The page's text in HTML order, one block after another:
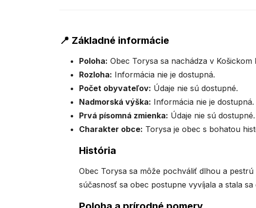
📍 Základné informácie
Poloha: Obec Torysa sa nachádza v Košickom
Rozloha: Informácia nie je dostupná.
Počet obyvateľov: Údaje nie sú dostupné.
Nadmorská výška: Informácia nie je dostupná.
Prvá písomná zmienka: Údaje nie sú dostupné.
Charakter obce: Torysa je obec s bohatou
História
Obec Torysa sa môže pochváliť dlhou a
súčasnosť sa obec postupne vyvíjala a stala